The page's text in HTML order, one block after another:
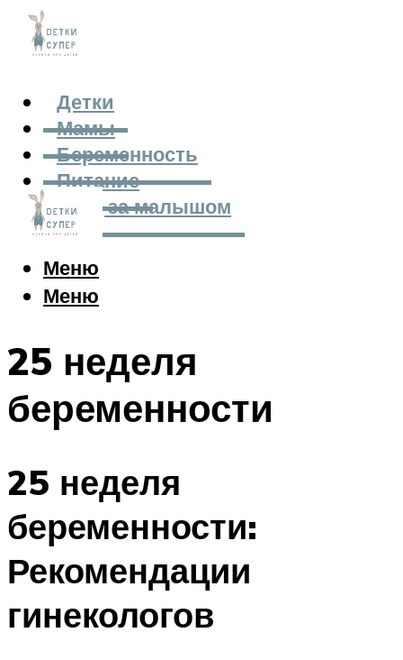
Детки
Мамы
Беременность
Питание
Уход за малышом
Меню
Меню
25 неделя
беременности
25 неделя
беременности:
Рекомендации
гинекологов